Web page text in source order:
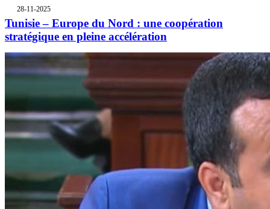
28-11-2025
Tunisie – Europe du Nord : une coopération
stratégique en pleine accélération